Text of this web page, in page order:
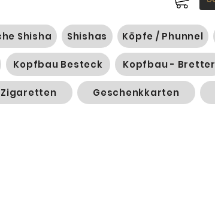
Shisha Shishas Köpfe / Phunnel
Kopfbau Besteck Kopfbau - Bretter
Zigaretten Geschenkkarten